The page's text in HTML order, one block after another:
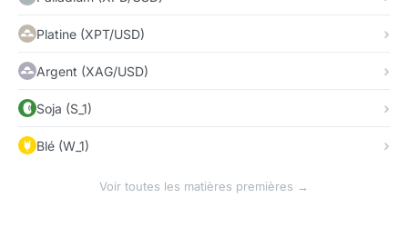
Platine (XPT/USD)
Argent (XAG/USD)
Soja (S_1)
Blé (W_1)
Voir toutes les matières premières →